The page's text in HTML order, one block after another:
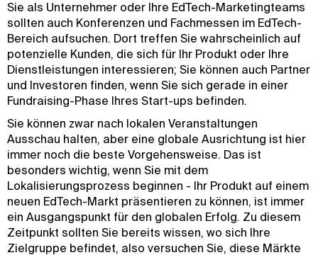
Sie als Unternehmer oder Ihre EdTech-Marketingteams
sollten auch Konferenzen und Fachmessen im EdTech-
Bereich aufsuchen. Dort treffen Sie wahrscheinlich auf
potenzielle Kunden, die sich für Ihr Produkt oder Ihre
Dienstleistungen interessieren; Sie können auch Partner
und Investoren finden, wenn Sie sich gerade in einer
Fundraising-Phase Ihres Start-ups befinden.
Sie können zwar nach lokalen Veranstaltungen
Ausschau halten, aber eine globale Ausrichtung ist hier
immer noch die beste Vorgehensweise. Das ist
besonders wichtig, wenn Sie mit dem
Lokalisierungsprozess beginnen - Ihr Produkt auf einem
neuen EdTech-Markt präsentieren zu können, ist immer
ein Ausgangspunkt für den globalen Erfolg. Zu diesem
Zeitpunkt sollten Sie bereits wissen, wo sich Ihre
Zielgruppe befindet, also versuchen Sie, diese Märkte